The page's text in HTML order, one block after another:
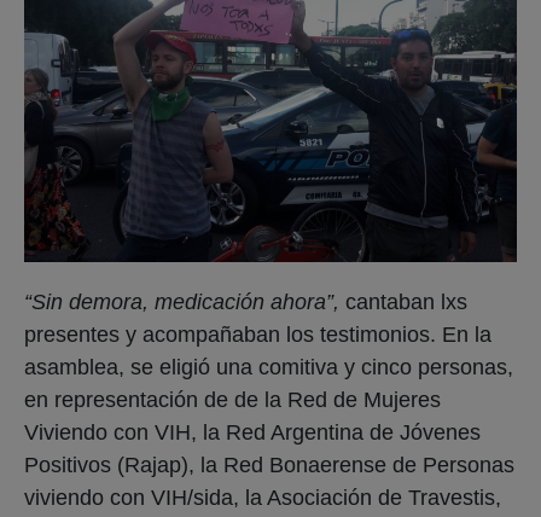
“Sin demora, medicación ahora”, cantaban lxs
presentes y acompañaban los testimonios. En la
asamblea, se eligió una comitiva y cinco personas,
en representación de de la Red de Mujeres
Viviendo con VIH, la Red Argentina de Jóvenes
Positivos (Rajap), la Red Bonaerense de Personas
viviendo con VIH/sida, la Asociación de Travestis,